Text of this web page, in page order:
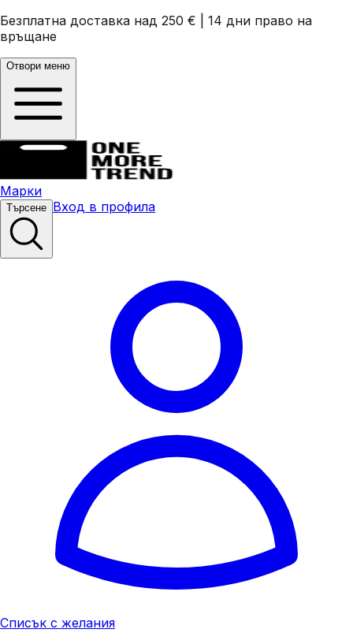
Безплатна доставка над 250 €
14 дни право на
връщане
Отвори меню
Марки
Търсене Вход в профила
Списък с желания